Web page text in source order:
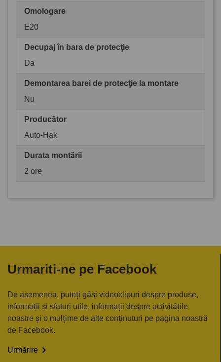
Omologare
E20
Decupaj în bara de protecţie
Da
Demontarea barei de protecţie la montare
Nu
Producător
Auto-Hak
Durata montării
2 ore
Urmariti-ne pe Facebook
De asemenea, puteți găsi videoclipuri despre produse,
informații și sfaturi utile, informații despre activitățile
noastre și o mulțime de alte conținuturi pe pagina noastră
de Facebook.
Urmărire 